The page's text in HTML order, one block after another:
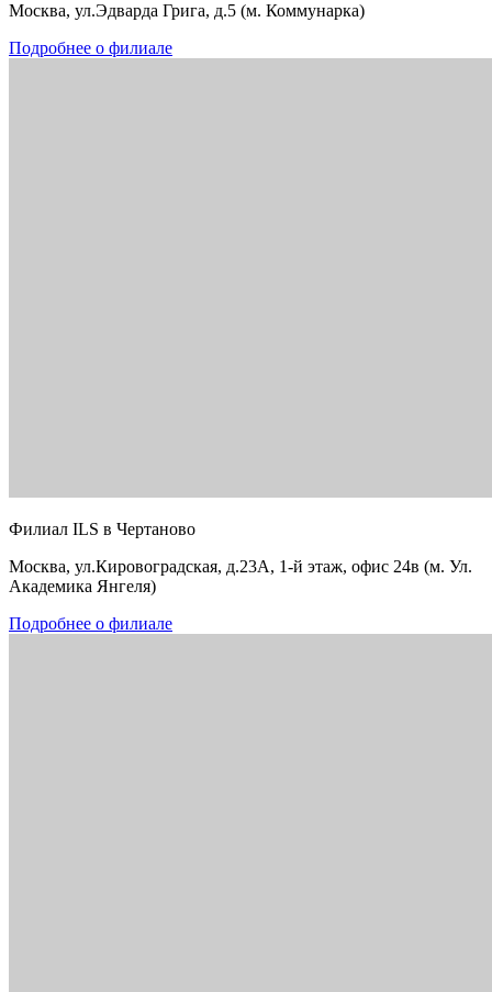
Москва, ул.Эдварда Грига, д.5 (м. Коммунарка)
Подробнее о филиале
Филиал ILS в Чертаново
Москва, ул.Кировоградская, д.23А, 1-й этаж, офис 24в (м. Ул.
Академика Янгеля)
Подробнее о филиале